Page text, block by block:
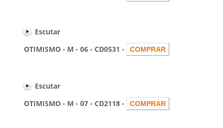
Escutar
OTIMISMO - M - 06 - CD0531 -
Escutar
OTIMISMO - M - 07 - CD2118 -